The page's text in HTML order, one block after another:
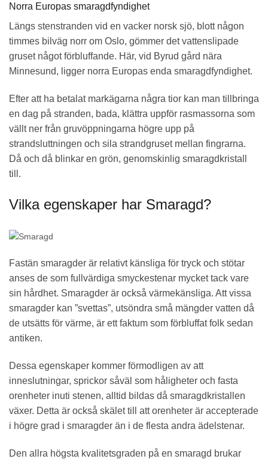
Norra Europas smaragdfyndighet
Längs stenstranden vid en vacker norsk sjö, blott någon
timmes bilväg norr om Oslo, gömmer det vattenslipade
gruset något förbluffande. Här, vid Byrud gård nära
Minnesund, ligger norra Europas enda smaragdfyndighet.
Efter att ha betalat markägarna några tior kan man tillbringa
en dag på stranden, bada, klättra uppför rasmassorna som
vällt ner från gruvöppningarna högre upp på
strandsluttningen och sila strandgruset mellan fingrarna.
Då och då blinkar en grön, genomskinlig smaragdkristall
till.
Vilka egenskaper har Smaragd?
Fastän smaragder är relativt känsliga för tryck och stötar
anses de som fullvärdiga smyckestenar mycket tack vare
sin hårdhet. Smaragder är också värmekänsliga. Att vissa
smaragder kan ”svettas”, utsöndra små mängder vatten då
de utsätts för värme, är ett faktum som förbluffat folk sedan
antiken.
Dessa egenskaper kommer förmodligen av att
inneslutningar, sprickor såväl som håligheter och fasta
orenheter inuti stenen, alltid bildas då smaragdkristallen
växer. Detta är också skälet till att orenheter är accepterade
i högre grad i smaragder än i de flesta andra ädelstenar.
Den allra högsta kvalitetsgraden på en smaragd brukar